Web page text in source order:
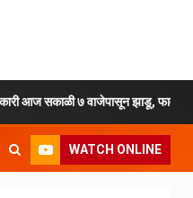
सकाळी ७ वाजेपासून झाडू, फावडे,
WATCH ONLINE